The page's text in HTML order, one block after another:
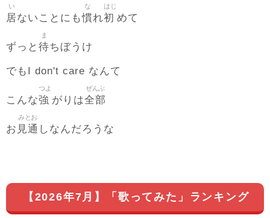
居
い
ないことにも慣
な
れ初
はじ
めて
ずっと 待
ま
ちぼうけ
でもI don't care なんて
こんな強
つよ
がりは全部
ぜんぶ
お 見通
みとお
しなんだろうな
【2026年7月】「歌ってみた」ランキング